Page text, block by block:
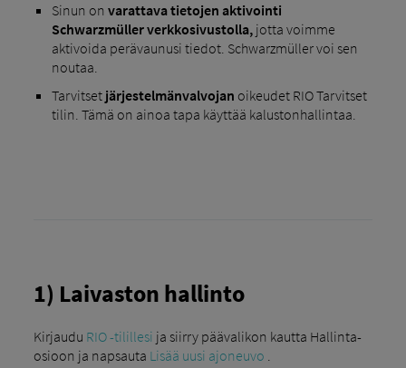
Sinun on varattava tietojen aktivointi
Schwarzmüller verkkosivustolla,jotta voimme
aktivoida perävaunusi tiedot. Schwarzmüller voi sen
noutaa.
Tarvitset järjestelmänvalvojan oikeudet RIO Tarvitset
tilin. Tämä on ainoa tapa käyttää kalustonhallintaa.
1) Laivaston hallinto
Kirjaudu RIO -tilillesi ja siirry päävalikon kautta Hallinta-
osioon ja napsauta Lisää uusi ajoneuvo .